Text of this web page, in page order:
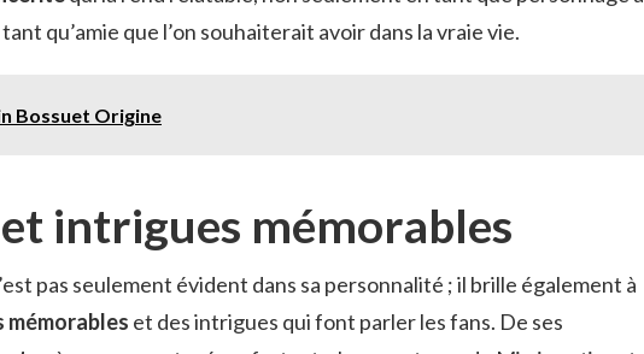
tant qu’amie que l’on souhaiterait avoir dans la vraie vie.
Bossuet Origine
intrigues mémorables
pas seulement évident dans sa personnalité ; il brille également à
mémorables et des intrigues qui font parler les fans. De ses